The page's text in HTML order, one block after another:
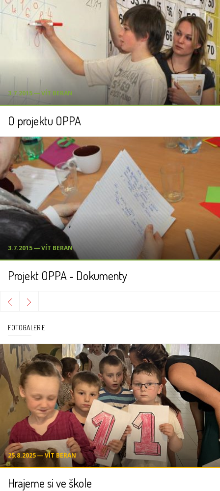
3.7.2015 ― VÍT BERAN
O projektu OPPA
3.7.2015 ― VÍT BERAN
Projekt OPPA - Dokumenty
FOTOGALERIE
25.8.2025 ― VÍT BERAN
Hrajeme si ve škole